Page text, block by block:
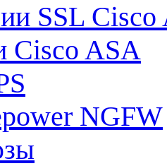
SSL Cisco
Cisco ASA
NGFW